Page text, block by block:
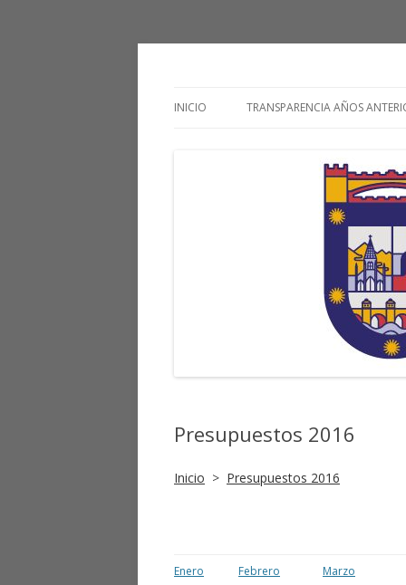
INICIO TRANSPARENCIA AÑOS
TRANSPARENCIA 2022
TRANSPARENCIA 2021
TRANSPARENCIA 2020
TRANSPARENCIA 2019
TRANSPARENCIA 2018
TRANSPARENCIA 2015
TRANSPARENCIA 2014
Presupuestos 2016
Inicio > Presupuestos 2016
Enero Febrero Marzo